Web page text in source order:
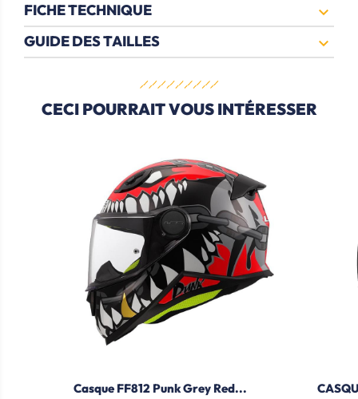
FICHE TECHNIQUE 
GUIDE DES TAILLES 
CECI POURRAIT VOUS INTÉRESSER
Casque FF812 Punk Grey Red...